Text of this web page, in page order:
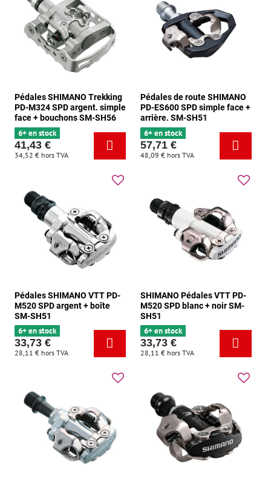
Pédales SHIMANO Trekking
PD-M324 SPD argent. simple
face + bouchons SM-SH56
6+ en stock
41,43 €
34,52 € hors TVA
Pédales de route SHIMANO
PD-ES600 SPD simple face +
arrière. SM-SH51
6+ en stock
57,71 €
48,09 € hors TVA
Pédales SHIMANO VTT PD-
M520 SPD argent + boîte
SM-SH51
6+ en stock
33,73 €
28,11 € hors TVA
SHIMANO Pédales VTT PD-
M520 SPD blanc + noir SM-
SH51
6+ en stock
33,73 €
28,11 € hors TVA